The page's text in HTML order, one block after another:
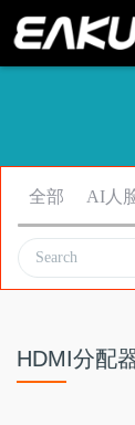
全部 AI人
HDMI分配